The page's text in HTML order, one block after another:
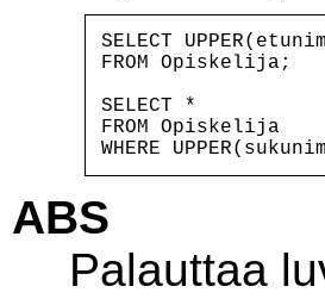
SELECT
FROM Opiskelija;
SELECT *
FROM Opiskelija
ABS
Palauttaa